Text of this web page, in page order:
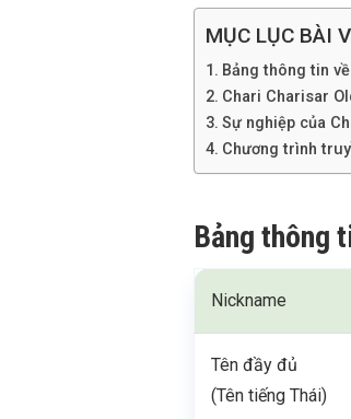
MỤC LỤC BÀI
Bảng thông tin
Chari Charisar
Sự nghiệp của
Chương trình
Bảng thông
Nickname
Tên đầy đủ
(Tên tiếng Thái)